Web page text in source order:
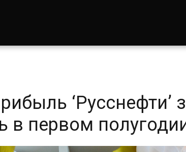
‘Русснефти’
в первом